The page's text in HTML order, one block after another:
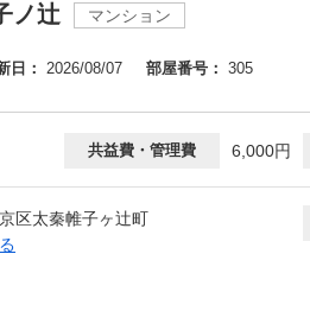
ノ辻 マンション
日： 2026/08/07 部屋番号： 305
共益費・管理費 6,000円
区太秦帷子ヶ辻町